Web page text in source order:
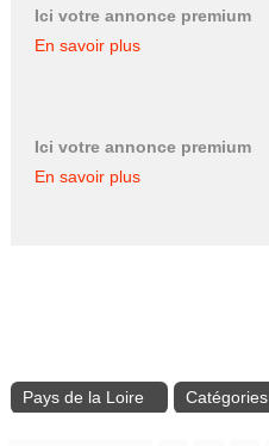
Ici votre annonce premium
En savoir plus
Ici votre annonce premium
En savoir plus
Pays de la Loire Catégories